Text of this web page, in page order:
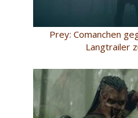
Prey: Comanchen
Langtrailer